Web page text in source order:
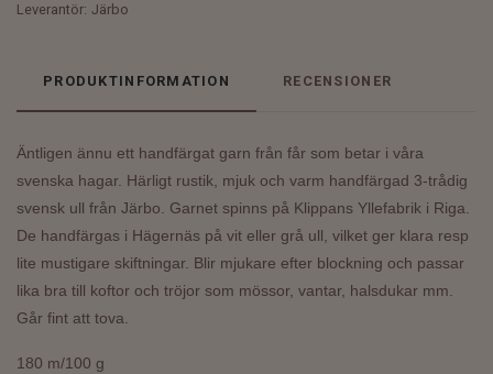
Leverantör: Järbo
PRODUKTINFORMATION RECENSIONER
Äntligen ännu ett handfärgat garn från får som betar i våra
svenska hagar. Härligt rustik, mjuk och varm handfärgad 3-trådig
svensk ull från Järbo. Garnet spinns på Klippans Yllefabrik i Riga.
De handfärgas i Hägernäs på vit eller grå ull, vilket ger klara resp
lite mustigare skiftningar. Blir mjukare efter blockning och passar
lika bra till koftor och tröjor som mössor, vantar, halsdukar mm.
Går fint att tova.
180 m/100 g